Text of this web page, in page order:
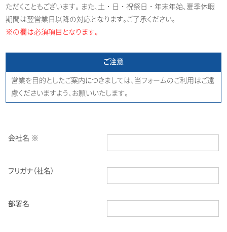
ただくこともございます。 また、土・日・祝祭日・年末年始、夏季休暇
期間は翌営業日以降の対応となります。ご了承ください。
※の欄は必須項目となります。
ご注意
営業を目的としたご案内につきましては、当フォームのご利用はご遠
慮くださいますよう、お願いいたします。
会社名 ※
フリガナ（社名）
部署名